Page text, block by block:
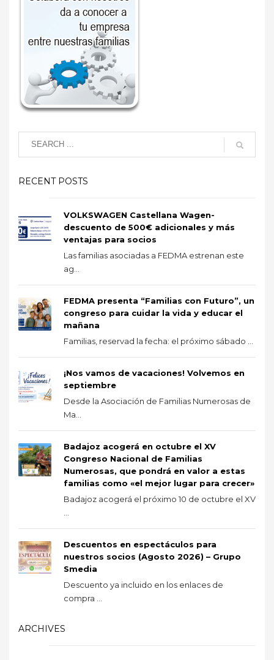
RECENT POSTS
VOLKSWAGEN Castellana Wagen-
descuento de 500€ adicionales y más
ventajas para socios
Las familias asociadas a FEDMA estrenan este
ag...
FEDMA presenta “Familias con Futuro”, un
congreso para cuidar la vida y educar el
mañana
Familias, reservad la fecha: el próximo sábado ...
¡Nos vamos de vacaciones! Volvemos en
septiembre
Desde la Asociación de Familias Numerosas de
Ma...
Badajoz acogerá en octubre el XV
Congreso Nacional de Familias
Numerosas, que pondrá en valor a estas
familias como «el mejor lugar para crecer»
Badajoz acogerá el próximo 10 de octubre el XV
Descuentos en espectáculos para
nuestros socios (Agosto 2026) – Grupo
Smedia
Descuento ya incluido en los enlaces de
compra ...
ARCHIVES